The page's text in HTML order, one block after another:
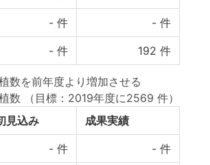
- 件 - 件
- 件 192 件
数を前年度より増加させる
数
（目標：2019年度に2569 件）
見込み 成果実績
- 件 - 件